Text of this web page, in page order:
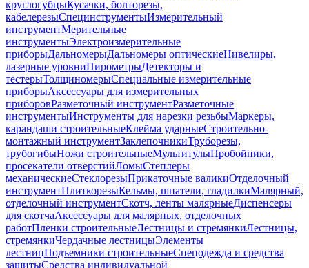
круглогубцыКусачки, болторезы,
кабелерезыСпецинструментыИзмерительный
инструментМерительные
инструментыЭлектроизмерительные
приборыДальномерыДальномеры оптическиеНивелиры,
лазерные уровниПирометрыДетекторы и
тестерыТолщиномерыСпециальные измерительные
приборыАксессуары для измерительных
приборовРазметочный инструментРазметочные
инструментыИнструменты для нарезки резьбыМаркеры,
карандаши строительныеКлейма ударныеСтроительно-
монтажный инструментЗаклепочникиТруборезы,
трубогибыНожи строительныеМультитулыПробойники,
просекатели отверстийЛомыСтеплеры
механическиеСтеклорезыПрикаточные валикиОтделочный
инструментПлиткорезыКельмы, шпатели, гладилкиМалярный,
отделочный инструментСкотч, ленты малярныеДиспенсеры
для скотчаАксессуары для малярных, отделочных
работПленки строительныеЛестницы и стремянкиЛестницы,
стремянкиЧердачные лестницыЭлементы
лестницПодъемники строительныеСпецодежда и средства
защитыСредства индивидуальной